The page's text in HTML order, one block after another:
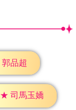
郭品超
★ 司馬玉嬌